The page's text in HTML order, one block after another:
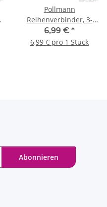
Pollmann
Reihenverbinder, 3-
polig, VS/3-125/10 (3xs)
6,99 € *
6,99 € pro 1 Stück
Abonnieren